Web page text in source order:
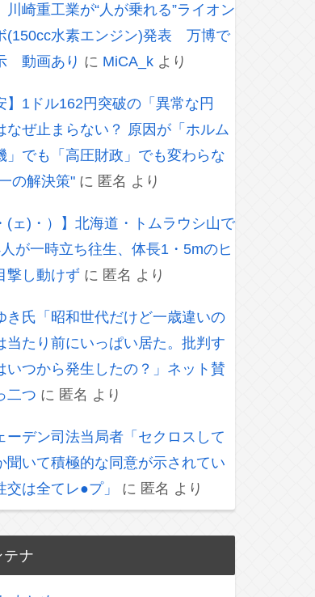
川崎重工業が“人が乗れる”ライオン
(150cc水素エンジン)発表 万博で
動画あり に MiCA_k より
】1ドル162円突破の「異常な円
なぜ止まらない？ 原因が「ホルム
」でも「高圧財政」でも変わらな
の解決策" に 匿名 より
(ェ)・）】北海道・トムラウシ山で
が一時立ち往生、体長1・5mのヒ
撃し動けず に 匿名 より
き氏「昭和世代だけど一歳違いの
当たり前にいっぱい居た。批判す
いつから発生したの？」ネット賛
二つ に 匿名 より
ーデン司法当局者「セクロスして
聞いて積極的な同意が示されてい
交は全てレ●プ」
に 匿名 より
テナ